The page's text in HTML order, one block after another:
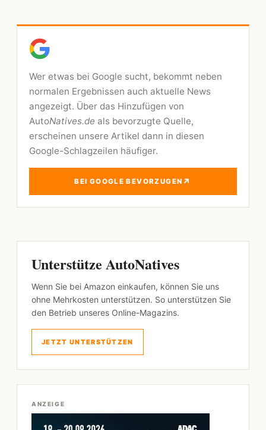
Wer etwas bei Google sucht, bekommt neben
normalen Ergebnissen auch aktuelle News
angezeigt. Über das Hinzufügen von
AutoNatives.de als bevorzugte Quelle,
erscheinen unsere Artikel dann in diesen
Google-Schlagzeilen häufiger.
BEI GOOGLE BEVORZUGEN ↗
Unterstütze AutoNatives
Wenn Sie bei Amazon einkaufen, können Sie uns
ohne Mehrkosten unterstützen. So unterstützen Sie
den Betrieb unseres Online-Magazins.
JETZT UNTERSTÜTZEN
ANZEIGE